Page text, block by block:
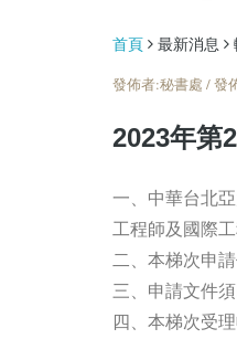
首頁 最新消息
發佈者:秘書處 / 發
2023年第
一、中華台北
工程師及國際
二、本梯次申
三、申請文件
四、本梯次受